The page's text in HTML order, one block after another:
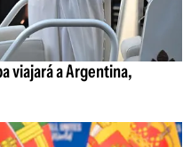
viajará a Argentina,